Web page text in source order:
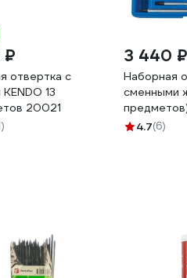
₽
отвертка с
13
20021
3 440 ₽
Наборная
сменными
32518MR01
4.7(6)